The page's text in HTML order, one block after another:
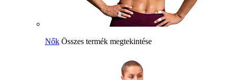
Nők Összes termék megtekintése